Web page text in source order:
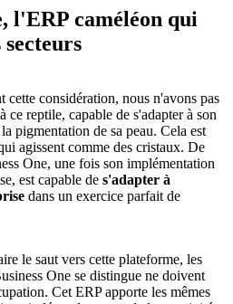
l'ERP caméléon qui
secteurs
cette considération, nous n'avons pas
ce reptile, capable de s'adapter à son
pigmentation de sa peau. Cela est
agissent comme des cristaux. De
One, une fois son implémentation
est capable de s'adapter à
dans un exercice parfait de
le saut vers cette plateforme, les
One se distingue ne doivent
Cet ERP apporte les mêmes